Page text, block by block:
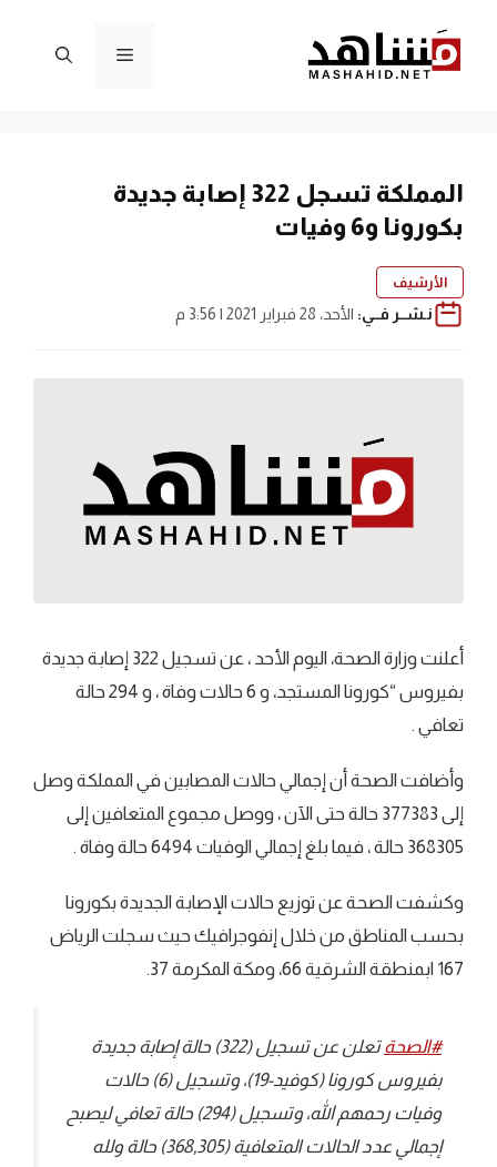
المحتوى
القائمة
المملكة تسجل 322 إصابة جديدة
بكورونا و6 وفيات
الأرشيف
نـشــر فــي: الأحد، 28 فبراير 2021 | 3:56 م
أعلنت وزارة الصحة، اليوم الأحد ، عن تسجيل 322 إصابة جديدة
بفيروس “كورونا المستجد، و 6 حالات وفاة ، و 294 حالة
تعافي .
وأضافت الصحة أن إجمالي حالات المصابين في المملكة وصل
إلى 377383 حالة حتى الآن ، ووصل مجموع المتعافين إلى
368305 حالة ، فيما بلغ إجمالي الوفيات 6494 حالة وفاة .
وكشفت الصحة عن توزيع حالات الإصابة الجديدة بكورونا
بحسب المناطق من خلال إنفوجرافيك حيث سجلت الرياض
167 ابمنطقة الشرقية 66، ومكة المكرمة 37.
#الصحة
⁩ تعلن عن تسجيل (322) حالة إصابة جديدة
بفيروس كورونا (كوفيد-19)، وتسجيل (6) حالات
وفيات رحمهم الله، وتسجيل (294) حالة تعافي ليصبح
إجمالي عدد الحالات المتعافية (368,305) حالة ولله